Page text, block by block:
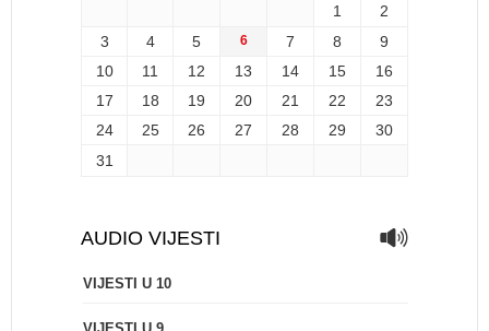
1
2
3
4 5 6 7 8
9
10
11 12 13 14 15
16
17
18 19 20 21 22
23
24
25 26 27 28 29
30
31
AUDIO VIJESTI
VIJESTI U 10